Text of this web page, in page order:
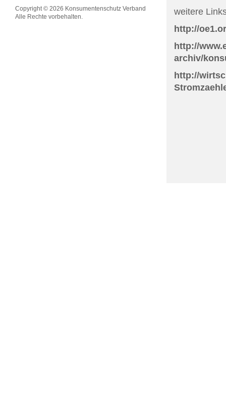
Copyright © 2026 Konsumentenschutz Verband
Alle Rechte vorbehalten.
weitere
http://
http://
archiv/
http://